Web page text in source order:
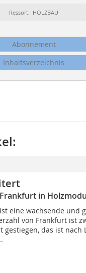
Ressort: HOLZBAU
Abonnement
Inhaltsverzeichnis
in
eine wachsende und
von Frankfurt ist
gestiegen, das ist nach